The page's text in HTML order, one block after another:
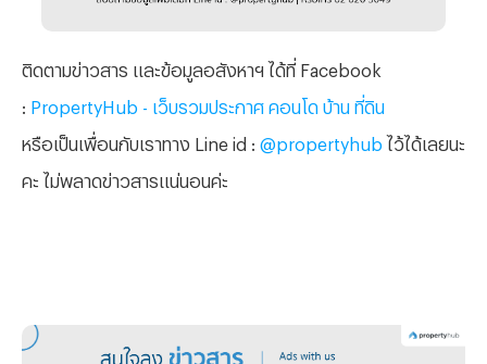
ติดตามข่าวสาร และข้อมูลอสังหาฯ ได้ที่ Facebook
: PropertyHub - เว็บรวมประกาศ คอนโด บ้าน ที่ดิน
หรือเป็นเพื่อนกับเราทาง Line id : @propertyhub ไว้ได้เลยนะ
คะ ไม่พลาดข่าวสารแน่นอนค่ะ